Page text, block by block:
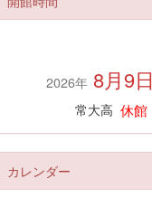
2026年 8月9日
常大高 休館
カレンダー